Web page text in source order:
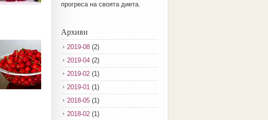
прогреса на своята диета.
Архиви
2019-08 (2)
2019-04 (2)
2019-02 (1)
2019-01 (1)
2018-05 (1)
2018-02 (1)